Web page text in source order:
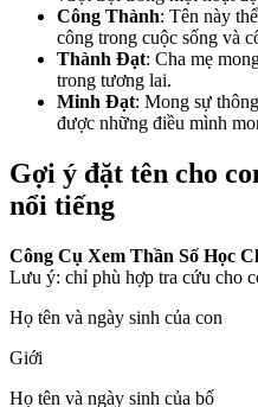
Công Thành: Tên này
công trong cuộc sống và
Thành Đạt: Cha mẹ
trong tương lai.
Minh Đạt: Mong sự
được những điều mình
Gợi ý đặt tên cho
nổi tiếng
Công Cụ Xem Thần Số Học
Lưu ý: chỉ phù hợp tra cứu cho
Họ tên và ngày sinh của con
Giới
Họ tên và ngày sinh của bố